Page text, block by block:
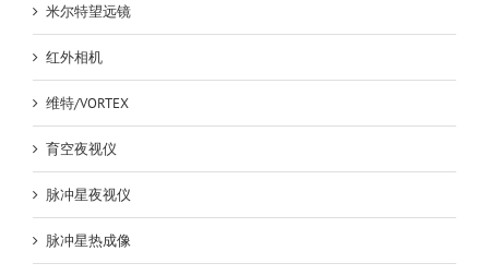
米尔特望远镜
红外相机
维特/VORTEX
育空夜视仪
脉冲星夜视仪
脉冲星热成像